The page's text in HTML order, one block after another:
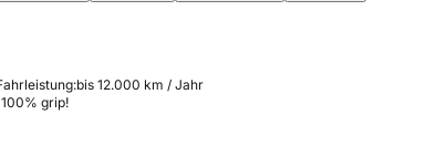
bis 12.000 km / Jahr
grip!